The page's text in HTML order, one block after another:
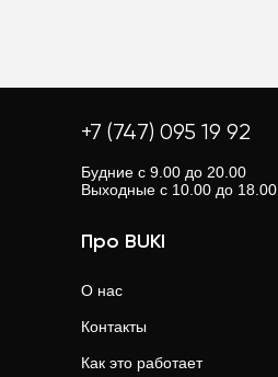
+7 (747) 095 19 92
Будние с 9.00 до 20.00
Выходные с 10.00 до 18.00
Про BUKI
О нас
Контакты
Как это работает